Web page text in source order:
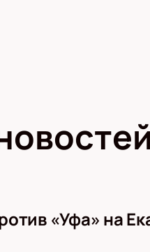
«Уфа» на